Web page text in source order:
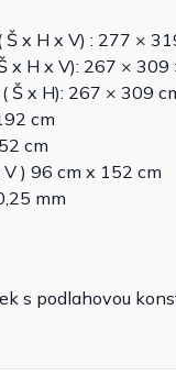
Š x H x V) : 277 ×
x H x V): 267 × 309
Š x H): 267 × 309
cm
cm
) 96 cm x 152 cm
mm
s podlahovou